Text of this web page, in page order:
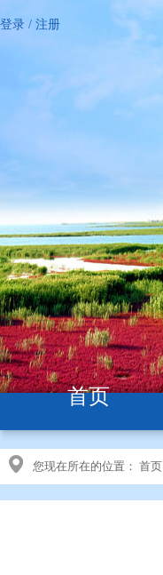
登录 / 注册
首页
您现在所在的位置： 首页